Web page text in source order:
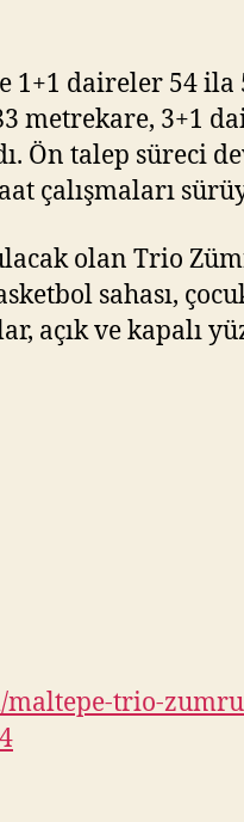
1+1 daireler 54 ila
metrekare, 3+1
Ön talep süreci
çalışmaları
olan Trio
sahası,
açık ve kapalı
trio-